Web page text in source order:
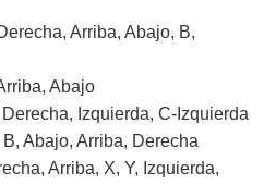
Arriba, Abajo, B,
Abajo
Izquierda, C-Izquierda
Abajo, Arriba, Derecha
Arriba, X, Y, Izquierda,